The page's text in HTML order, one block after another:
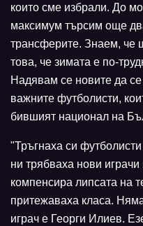
които сме избрали. До
максимум търсим още
трансферите. Знаем, че
това, че зимата е по-
Надявам се новите да
важните футболисти,
бившият национал на
"Тръгнаха си
ни трябваха нови
компенсира липсата на
притежаваха класа.
играч е Георги Илиев.